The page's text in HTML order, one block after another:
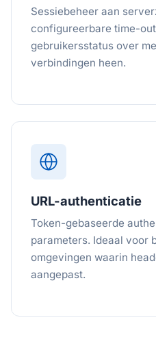
Sessiebeheer aan
configureerbare time-
gebruikersstatus over
verbindingen heen.
URL-authenticatie
Token-gebaseerde
parameters. Ideaal voor
omgevingen waarin
aangepast.